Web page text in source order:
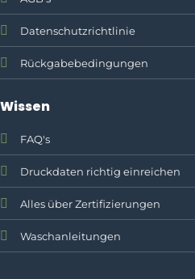
Datenschutzrichtlinie
Rückgabebedingungen
Wissen
FAQ's
Druckdaten richtig einreichen
Alles über Zertifizierungen
Waschanleitungen